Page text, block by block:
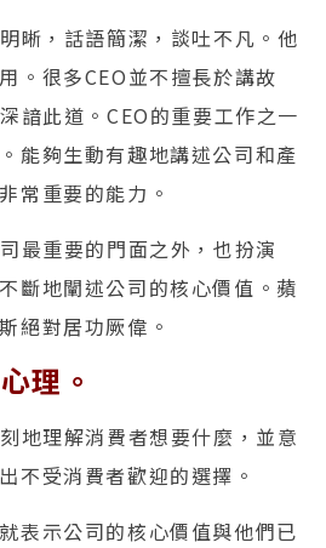
晰，話語簡潔，談吐不凡。他
。很多CEO並不擅長於講故
諳此道。CEO的重要工作之一
能夠生動有趣地講述公司和產
常重要的能力。
最重要的門面之外，也扮演
斷地闡述公司的核心價值。蘋
絕對居功厥偉。
理。
地理解消費者想要什麼，並意
不受消費者歡迎的選擇。
表示公司的核心價值與他們已